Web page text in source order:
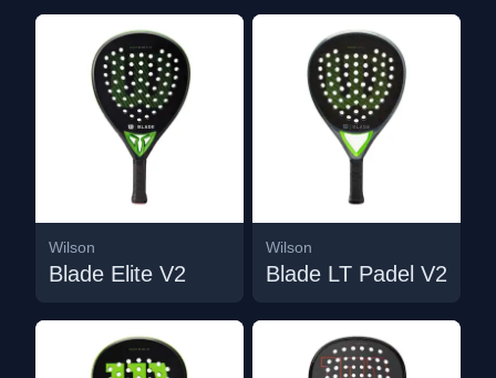
Wilson
Blade Elite V2
Wilson
Blade LT Padel V2